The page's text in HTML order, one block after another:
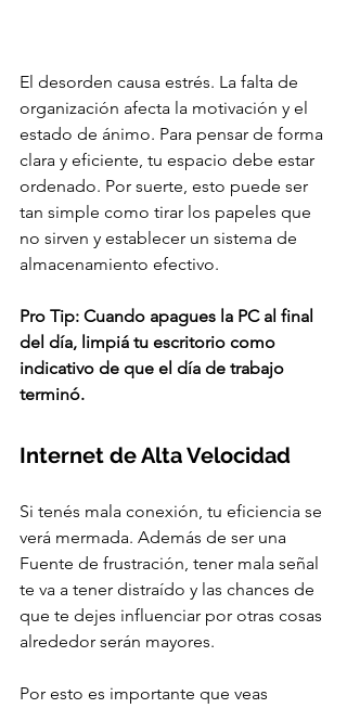
El desorden causa estrés. La falta de
organización afecta la motivación y el
estado de ánimo. Para pensar de forma
clara y eficiente, tu espacio debe estar
ordenado. Por suerte, esto puede ser
tan simple como tirar los papeles que
no sirven y establecer un sistema de
almacenamiento efectivo.
Pro Tip: Cuando apagues la PC al final
del día, limpiá tu escritorio como
indicativo de que el día de trabajo
terminó.
Internet de Alta Velocidad
Si tenés mala conexión, tu eficiencia se
verá mermada. Además de ser una
Fuente de frustración, tener mala señal
te va a tener distraído y las chances de
que te dejes influenciar por otras cosas
alrededor serán mayores.
Por esto es importante que veas